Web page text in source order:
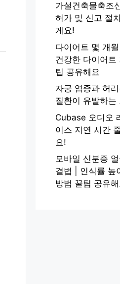
가설건축물축조
허가 및 신고 절
게요!
다이어트 몇 개
건강한 다이어트
팁 공유해요
자궁 염증과 허
질환이 유발하는
Cubase 오디오
이스 지연 시간
요!
모바일 신분증
결법 | 인식률 높
방법 꿀팁 공유